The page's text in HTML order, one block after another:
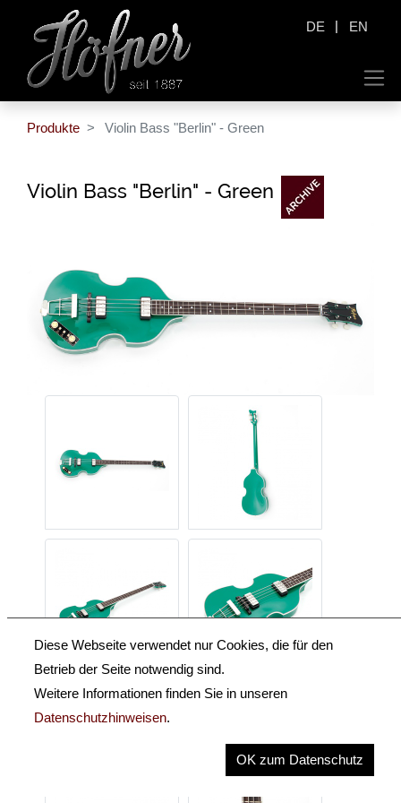
DE | EN
Produkte Violin Bass "Berlin" - Green
Violin Bass "Berlin" - Green
Diese Webseite verwendet nur Cookies, die für den
Betrieb der Seite notwendig sind.
Weitere Informationen finden Sie in unseren
Datenschutzhinweisen.
OK zum Datenschutz